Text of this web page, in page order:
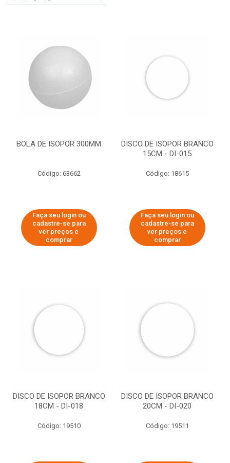
BOLA DE ISOPOR 300MM
Código: 63662
Faça seu login ou
cadastre-se para
ver preços e
comprar
DISCO DE ISOPOR BRANCO
15CM - DI-015
Código: 18615
Faça seu login ou
cadastre-se para
ver preços e
comprar
DISCO DE ISOPOR BRANCO
18CM - DI-018
Código: 19510
DISCO DE ISOPOR BRANCO
20CM - DI-020
Código: 19511